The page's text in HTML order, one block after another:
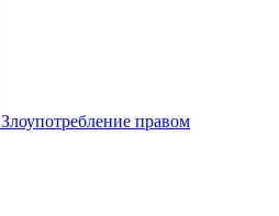
Злоупотребление правом